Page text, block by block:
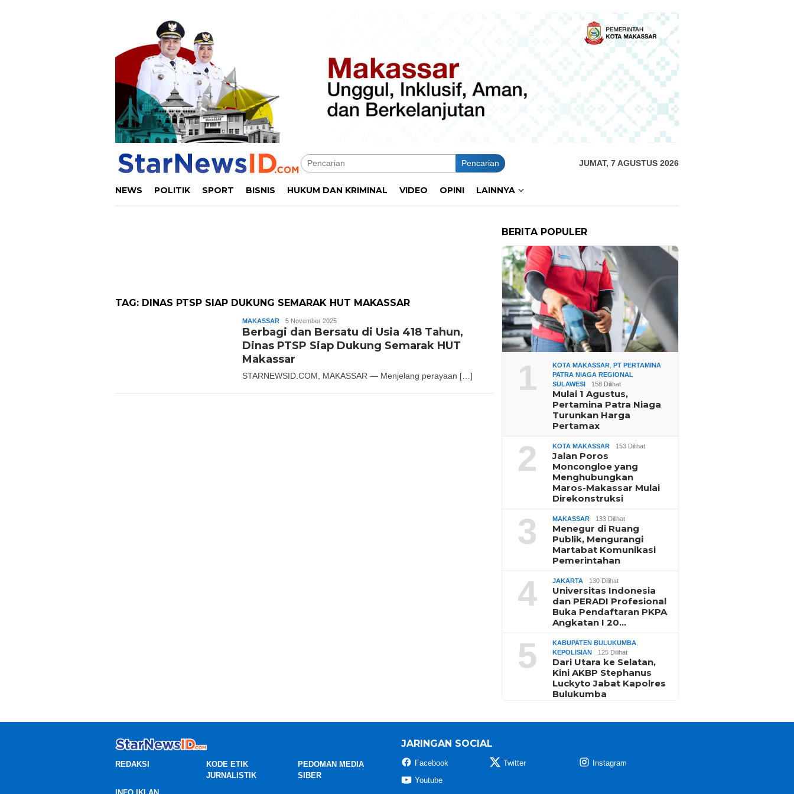
Pencarian JUMAT, 7 AGUSTUS 2026
NEWS POLITIK SPORT BISNIS HUKUM DAN KRIMINAL VIDEO OPINI LAINNYA
TAG: DINAS PTSP SIAP DUKUNG SEMARAK HUT MAKASSAR
MAKASSAR Andika
5 November 2025
Berbagi dan Bersatu di Usia 418 Tahun,
Dinas PTSP Siap Dukung Semarak HUT
Makassar
STARNEWSID.COM, MAKASSAR — Menjelang perayaan […]
BERITA POPULER
1 KOTA MAKASSAR ,PT PERTAMINA
PATRA NIAGA REGIONAL
SULAWESI
158 Dilihat
Mulai 1 Agustus,
Pertamina Patra Niaga
Turunkan Harga
Pertamax
2 KOTA MAKASSAR 153 Dilihat
Jalan Poros
Moncongloe yang
Menghubungkan
Maros-Makassar Mulai
Direkonstruksi
3 MAKASSAR 133 Dilihat
Menegur di Ruang
Publik, Mengurangi
Martabat Komunikasi
Pemerintahan
4 JAKARTA 130 Dilihat
Universitas Indonesia
dan PERADI Profesional
Buka Pendaftaran PKPA
Angkatan I 20…
5 KABUPATEN BULUKUMBA
KEPOLISIAN
125 Dilihat
Dari Utara ke Selatan,
Kini AKBP Stephanus
Luckyto Jabat Kapolres
Bulukumba
REDAKSI
KODE ETIK
JURNALISTIK
PEDOMAN MEDIA
SIBER
JARINGAN SOCIAL
Facebook Twitter
Instagram
Youtube